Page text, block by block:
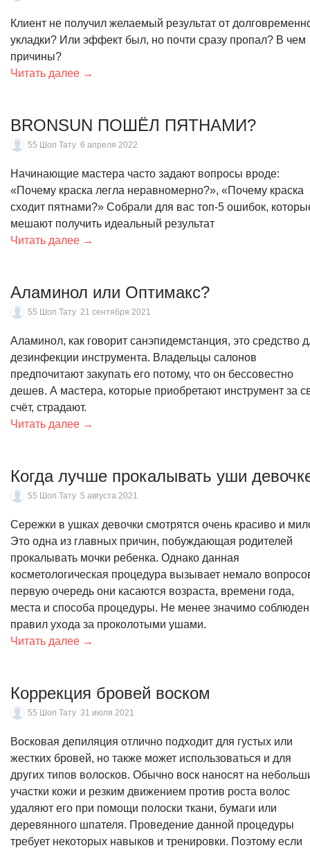
Клиент не получил желаемый результат от
укладки? Или эффект был, но почти сразу пропал? В чем
причины?
Читать далее →
BRONSUN ПОШЁЛ ПЯТНАМИ?
55 Шоп Тату 6 апреля 2022
Начинающие мастера часто задают вопросы вроде:
«Почему краска легла неравномерно?», «Почему краска
сходит пятнами?» Собрали для вас топ-5 ошибок,
мешают получить идеальный результат
Читать далее →
Аламинол или Оптимакс?
55 Шоп Тату 21 сентября 2021
Аламинол, как говорит санэпидемстанция, это средство
дезинфекции инструмента. Владельцы салонов
предпочитают закупать его потому, что он бессовестно
дешев. А мастера, которые приобретают инструмент за
счёт, страдают.
Читать далее →
Когда лучше прокалывать уши
55 Шоп Тату 5 августа 2021
Сережки в ушках девочки смотрятся очень красиво и
Это одна из главных причин, побуждающая родителей
прокалывать мочки ребенка. Однако данная
косметологическая процедура вызывает немало
первую очередь они касаются возраста, времени года,
места и способа процедуры. Не менее значимо
правил ухода за проколотыми ушами.
Читать далее →
Коррекция бровей воском
55 Шоп Тату 31 июля 2021
Восковая депиляция отлично подходит для густых или
жестких бровей, но также может использоваться и для
других типов волосков. Обычно воск наносят на
участки кожи и резким движением против роста волос
удаляют его при помощи полоски ткани, бумаги или
деревянного шпателя. Проведение данной процедуры
требует некоторых навыков и тренировки. Поэтому если